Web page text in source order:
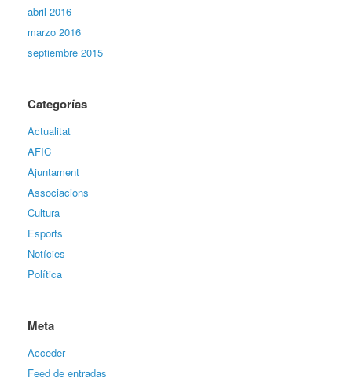
abril 2016
marzo 2016
septiembre 2015
Categorías
Actualitat
AFIC
Ajuntament
Associacions
Cultura
Esports
Notícies
Política
Meta
Acceder
Feed de entradas